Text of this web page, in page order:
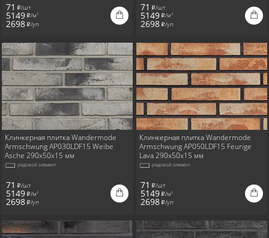
71 i/шт
5149 i/м2
2698 i/уп
71 i/шт
5149 i/м2
2698 i/уп
Клинкерная плитка Wandermode
Armschwung AP030LDF15 Weibe
Asche 290x50x15 мм
рядовой элемент
71 i/шт
5149 i/м2
2698 i/уп
Клинкерная плитка Wandermode
Armschwung AP050LDF15 Feurige
Lava 290x50x15 мм
рядовой элемент
71 i/шт
5149 i/м2
2698 i/уп